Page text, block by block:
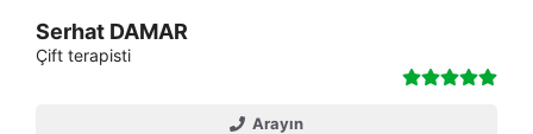
Serhat DAMAR
Çift terapisti
Arayın